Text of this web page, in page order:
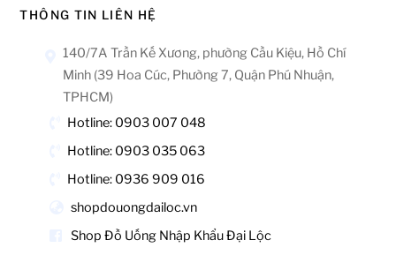
THÔNG TIN LIÊN HỆ
140/7A Trần Kế Xương, phường Cầu Kiệu, Hồ Chí
Minh (39 Hoa Cúc, Phường 7, Quận Phú Nhuận,
TPHCM)
Hotline: 0903 007 048
Hotline: 0903 035 063
Hotline: 0936 909 016
shopdouongdailoc.vn
Shop Đồ Uống Nhập Khẩu Đại Lộc